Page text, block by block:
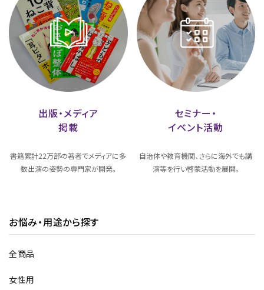
出版・メディア
掲載
書籍累計22万部の著者でメディアに多
数出演の姿勢の専門家が開発。
セミナー・
イベント活動
自治体や教育機関、さらに海外でも講
演等を行い啓蒙活動を展開。
お悩み・用途から探す
全商品
女性用